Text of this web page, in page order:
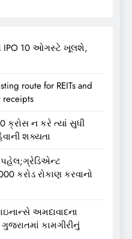
IPO 10 ઓગસ્ટે ખૂલશે,
route for REITs and
receipts
ક્રોસ ન કરે ત્યાં સુધી
શક્યતા
પહેલ;ગ્રેડિએન્ટ
કરોડ રોકાણ કરવાનો
અમદાવાદના
કામગીરીનું